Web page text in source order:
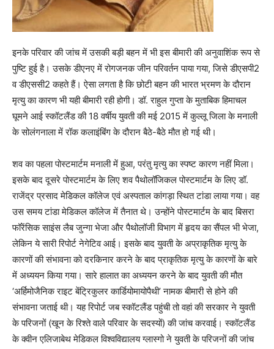
इनके परिवार की जांच में उसकी बड़ी बहन में भी इस बीमारी की अनुवाशिंक रूप से
पुष्टि हुई है। उसके डीएनए में रोगजनक जीन परिवर्तन पाया गया, जिसे डीएसपी2
व डीएससी2 कहते हैं। ऐसा लगता है कि छोटी बहन की भारत भ्रमण के दौरान
मृत्यु का कारण भी यही बीमारी रही होगी। डॉ. राहुल गुप्ता के मुताबिक हिमाचल
घूमने आई स्कॉटलैंड की 18 वर्षीय युवती की मई 2015 में कुल्लू जिला के मनाली
के सोलंगनाला में रॉक कलाइंबिंग के दौरान बैठे-बैठे मौत हो गई थी।
शव का पहला पोस्टमार्टम मनाली में हुआ, परंतु मृत्यु का स्पष्ट कारण नहीं मिला।
इसके बाद दूसरे पोस्टमार्टम के लिए शव पैथोलॉजिकल पोस्टमार्टम के लिए डॉ.
राजेंद्र प्रसाद मेडिकल कॉलेज एवं अस्पताल कांगड़ा स्थित टांडा लाया गया। वह
उस समय टांडा मेडिकल कॉलेज में तैनात थे। उन्होंने पोस्टमार्टम के बाद बिसरा
फॉरेंसिक साइंस लैब जुन्गा भेजा और पैथोलॉजी विभाग में हृदय का सैंपल भी भेजा,
लेकिन ये सारी रिपोर्ट नेगेटिव आई। इसके बाद युवती के अप्राकृतिक मृत्यु के
कारणों की संभावना को दरकिनार करने के बाद प्राकृतिक मृत्यु के कारणों के बारे
में अध्ययन किया गया। सारे हालात का अध्ययन करने के बाद युवती की मौत
‘अर्हिमोजैनिक राइट बेंट्रिकुलर कार्डियोमायोपैथी’ नामक बीमारी से होने की
संभावना जताई थी। यह रिपोर्ट जब स्कॉटलैंड पहुंची तो वहां की सरकार ने युवती
के परिजनों (खून के रिश्ते वाले परिवार के सदस्यों) की जांच करवाई। स्कॉटलैंड
के क्वीन एलिजाबेथ मेडिकल विश्वविद्यालय ग्लास्गो ने युवती के परिजनों की जांच